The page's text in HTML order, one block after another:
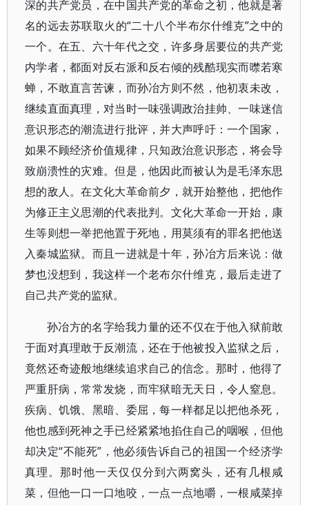
深的共产党员，在中国共产党的革命之初，他就是著
名的远去苏联取火的“二十八个半布尔什维克”之中的
一个。在五、六十年代之交，许多身居要位的共产党
内学者，都面对反右派和反右倾的残酷现实而噤若寒
蝉，不敢直言苦谏，而孙冶方则不然，他初衷未改，
继续直面真理，对当时一味强调政治挂帅、一味迷信
意识形态的潮流进行批评，并大声呼吁：一个国家，
如果不顾经济价值规律，只知政治意识形态，将会导
致崩溃性的灾难。但是，他因此而被认为是毛泽东思
想的敌人。在文化大革命前夕，就开始整他，把他作
为修正主义思潮的代表批判。文化大革命一开始，康
生等则想一举把他置于死地，用莫须有的罪名把他送
入秦城监狱。而且一进就是十年，孙冶方后来说：做
梦也没想到，我这样一个老布尔什维克，最后走进了
自己共产党的监狱。
孙冶方的名字给我力量的还不仅在于他入狱前敢
于面对真理敢于反潮流，还在于他被投入监狱之后，
竟然还奇迹般地继续追求自己的信念。那时，他得了
严重肝病，常常发烧，而牢狱暗无天日，令人窒息。
疾病、饥饿、黑暗、委屈，每一样都足以把他杀死，
他也感到死神之手已经紧紧地掐住自己的咽喉，但他
却决定“不能死”，他必须告诉自己的祖国一个经济学
真理。那时他一天仅仅分到六两窝头，还有几根咸
菜，但他一口一口地咬，一点一点地嚼，一根咸菜掉